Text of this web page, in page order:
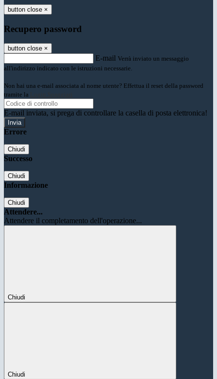
button close ×
Recupero password
button close ×
E-mail Verrà inviato un messaggio
all'indirizzo indicato con le istruzioni necessarie.
Non hai una e-mail associata al nome utente? Effettua il reset della password
tramite la
E-mail inviata, si prega di controllare la casella di posta elettronica!
Errore
Chiudi
Successo
Chiudi
Informazione
Chiudi
Attendere...
Attendere il completamento dell'operazione...
Chiudi
Chiudi